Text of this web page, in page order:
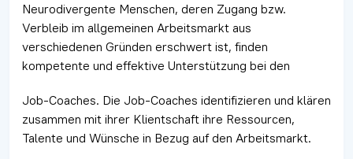
Neurodivergente Menschen, deren Zugang bzw.
Verbleib im allgemeinen Arbeitsmarkt aus
verschiedenen Gründen erschwert ist, finden
kompetente und effektive Unterstützung bei den
Job-Coaches. Die Job-Coaches identifizieren und klären
zusammen mit ihrer Klientschaft ihre Ressourcen,
Talente und Wünsche in Bezug auf den Arbeitsmarkt.